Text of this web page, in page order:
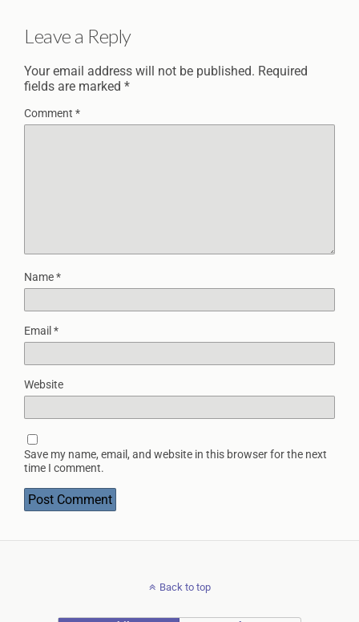
Leave a Reply
Your email address will not be published. Required
fields are marked *
Comment *
Name*
Email *
Website
Save my name, email, and website in this browser for the next
time I comment.
Back to top